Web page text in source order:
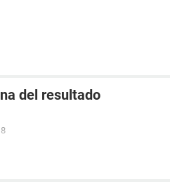
del resultado